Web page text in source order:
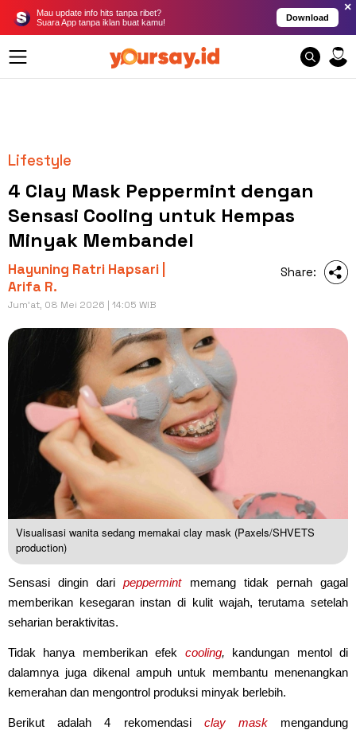
Mau update info hits tanpa ribet?
Suara App tanpa iklan buat kamu!
Download
×
Lifestyle
4 Clay Mask Peppermint dengan
Sensasi Cooling untuk Hempas
Minyak Membandel
Hayuning Ratri Hapsari |
Arifa R.
Jum'at, 08 Mei 2026 | 14:05 WIB
Share:
Visualisasi wanita sedang memakai clay mask (Paxels/SHVETS
production)
Sensasi dingin daripeppermintmemang tidak pernah gagal
memberikan kesegaran instan di kulit wajah, terutama setelah
seharian beraktivitas.
Tidak hanya memberikan efek cooling, kandungan mentol di
dalamnya juga dikenal ampuh untuk membantu menenangkan
kemerahan dan mengontrol produksi minyak berlebih.
Berikut adalah 4 rekomendasi clay mask
mengandung